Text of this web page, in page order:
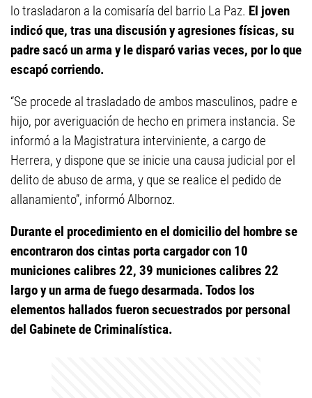
lo trasladaron a la comisaría del barrio La Paz. El joven
indicó que, tras una discusión y agresiones físicas, su
padre sacó un arma y le disparó varias veces, por lo que
escapó corriendo.
“Se procede al trasladado de ambos masculinos, padre e
hijo, por averiguación de hecho en primera instancia. Se
informó a la Magistratura interviniente, a cargo de
Herrera, y dispone que se inicie una causa judicial por el
delito de abuso de arma, y que se realice el pedido de
allanamiento”, informó Albornoz.
Durante el procedimiento en el domicilio del hombre se
encontraron dos cintas porta cargador con 10
municiones calibres 22, 39 municiones calibres 22
largo y un arma de fuego desarmada. Todos los
elementos hallados fueron secuestrados por personal
del Gabinete de Criminalística.